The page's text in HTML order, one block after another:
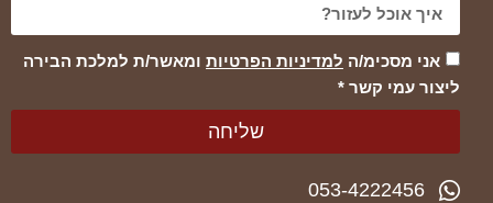
053-4222456
אני מסכימ/ה למדיניות הפרטיות ומאשר/ת למלכת הבירה
ליצור עמי קשר *
שליחה